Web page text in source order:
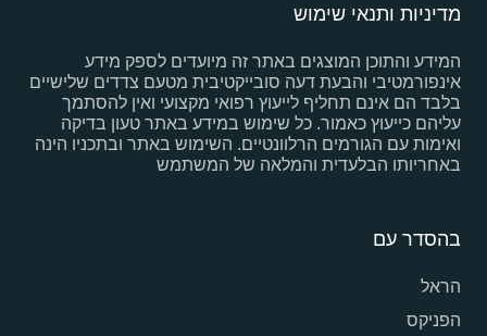
מדיניות ותנאי שימוש
המידע והתוכן המוצגים באתר זה מיועדים לספק מידע
אינפורמטיבי והבעת דעה סובייקטיבית מטעם צדדים שלישיים
בלבד הם אינם תחליף לייעוץ רפואי מקצועי ואין להסתמך
עליהם כייעוץ כאמור. כל שימוש במידע באתר טעון בדיקה
ואימות עם הגורמים הרלוונטיים. השימוש באתר ובתכניו הינה
באחריותו הבלעדית והמלאה של המשתמש
בהסדר עם
הראל
הפניקס